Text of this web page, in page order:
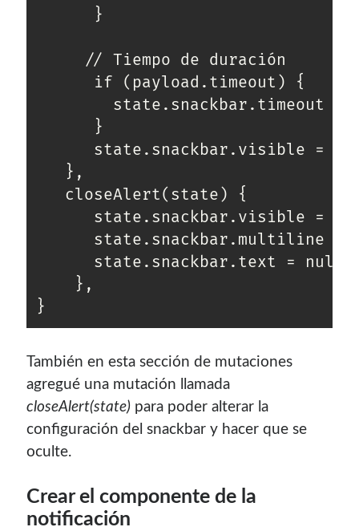
      }
     // Tiempo de duración
      if (payload.timeout) {
state.snackbar.timeout =
      }
state.snackbar.visible =
   },
   closeAlert(state) {
state.snackbar.visible =
state.snackbar.multiline =
      state.snackbar.text = null;
    },
}
También en esta sección de mutaciones
agregué una mutación llamada
closeAlert(state) para poder alterar la
configuración del snackbar y hacer que se
oculte.
Crear el componente de la
notificación